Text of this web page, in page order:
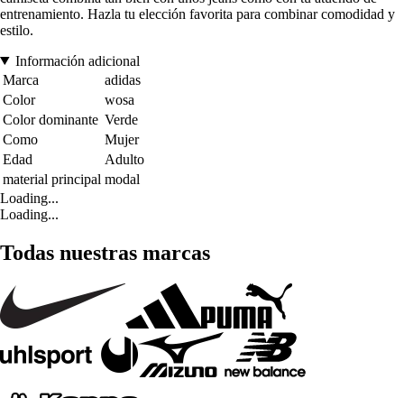
entrenamiento. Hazla tu elección favorita para combinar comodidad y
estilo.
Información adicional
Marca
adidas
Color
wosa
Color dominante Verde
Como
Mujer
Edad
Adulto
material principal modal
Loading...
Loading...
Todas nuestras marcas